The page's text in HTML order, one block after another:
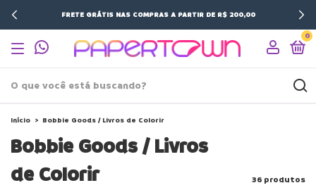
FRETE GRÁTIS NAS COMPRAS A PARTIR DE R$ 200,00
0
Início > Bobbie Goods / Livros de Colorir
Bobbie Goods / Livros
de Colorir
36 produtos